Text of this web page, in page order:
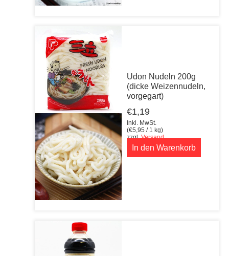
Udon Nudeln 200g
(dicke Weizennudeln,
vorgegart)
€1,19
Inkl. MwSt.
(€5,95 / 1 kg)
zzgl.Versand
In den Warenkorb